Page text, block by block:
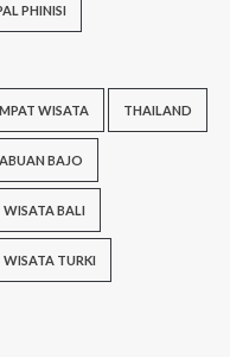
PHINISI
WISATA THAILAND
BAJO
WISATA BALI
WISATA TURKI